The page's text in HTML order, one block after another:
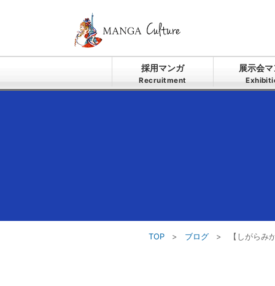
採用マンガ
Recruitment
展示会
TOP > ブログ > 【しがらみ